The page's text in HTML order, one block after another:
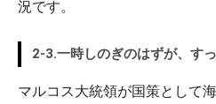
況です。
2-3.一時しのぎのはずが、す
マルコス大統領が国策として